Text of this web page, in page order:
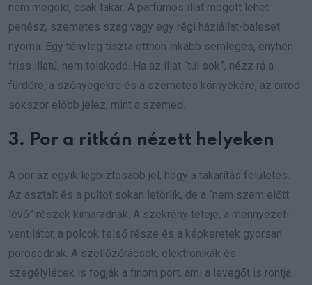
nem megold, csak takar. A parfümös illat mögött lehet
penész, szemetes szag vagy egy régi háziállat-baleset
nyoma. Egy tényleg tiszta otthon inkább semleges, enyhén
friss illatú, nem tolakodó. Ha az illat “túl sok”, nézz rá a
fürdőre, a szőnyegekre és a szemetes környékére, az orrod
sokszor előbb jelez, mint a szemed.
3. Por a ritkán nézett helyeken
A por az egyik legbiztosabb jel, hogy a takarítás felületes.
Az asztalt és a pultot sokan letörlik, de a “nem szem előtt
lévő” részek kimaradnak. A szekrény teteje, a mennyezeti
ventilátor, a polcok felső része és a képkeretek gyorsan
porosodnak. A szellőzőrácsok, elektronikák és
szegélylécek is fogják a finom port, ami a levegőt is rontja.